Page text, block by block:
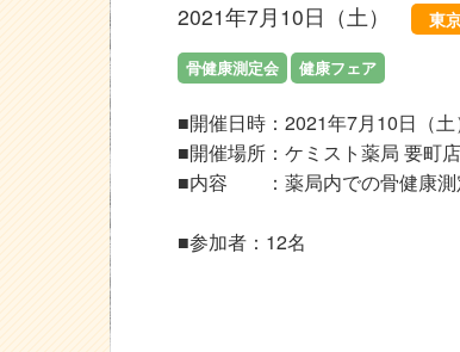
2021年7月10日（土） 東
骨健康測定会 健康フェア
■開催日時：2021年7月10日（
■開催場所：ケミスト薬局 要町店
■内容 ：薬局内での骨健康測
■参加者：12名